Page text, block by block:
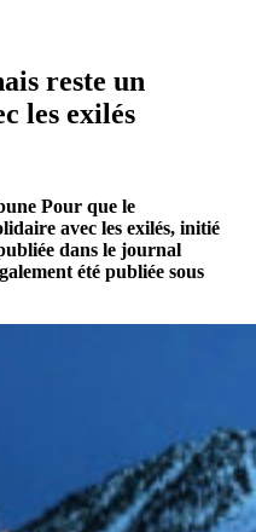
reste un
les exilés
Pour que le
avec les exilés, initié
dans le journal
été publiée sous